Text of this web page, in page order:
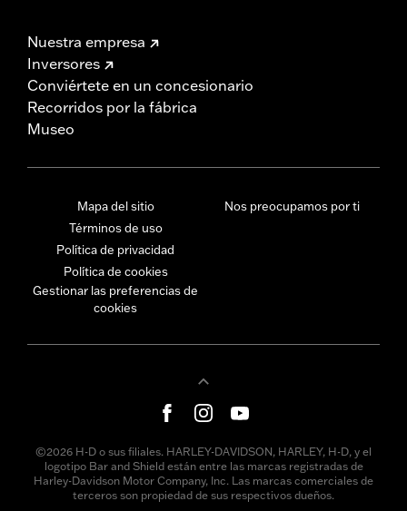
Nuestra empresa
Inversores
Conviértete en un concesionario
Recorridos por la fábrica
Museo
Mapa del sitio
Términos de uso
Política de privacidad
Política de cookies
Gestionar las preferencias de
cookies
Nos preocupamos por ti
©2026 H-D o sus filiales. HARLEY-DAVIDSON, HARLEY, H-D, y el
logotipo Bar and Shield están entre las marcas registradas de
Harley-Davidson Motor Company, Inc. Las marcas comerciales de
terceros son propiedad de sus respectivos dueños.